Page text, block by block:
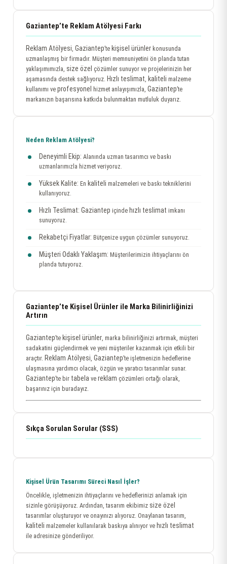
Gaziantep’te Reklam Atölyesi Farkı
Reklam Atölyesi, Gaziantep’te kişisel ürünler konusunda
uzmanlaşmış bir firmadır. Müşteri memnuniyetini ön planda tutan
yaklaşımımızla, size özel çözümler sunuyor ve projelerinizin her
aşamasında destek sağlıyoruz. Hızlı teslimat, kaliteli malzeme
kullanımı ve profesyonel hizmet anlayışımızla, Gaziantep’te
markanızın başarısına katkıda bulunmaktan mutluluk duyarız.
Neden Reklam Atölyesi?
Deneyimli Ekip: Alanında uzman tasarımcı ve baskı
uzmanlarımızla hizmet veriyoruz.
Yüksek Kalite: En kaliteli malzemeleri ve baskı tekniklerini
kullanıyoruz.
Hızlı Teslimat: Gaziantep içinde hızlı teslimat imkanı
sunuyoruz.
Rekabetçi Fiyatlar: Bütçenize uygun çözümler sunuyoruz.
Müşteri Odaklı Yaklaşım: Müşterilerimizin ihtiyaçlarını ön
planda tutuyoruz.
Gaziantep’te Kişisel Ürünler ile Marka Bilinirliğinizi
Artırın
Gaziantep’te kişisel ürünler, marka bilinirliğinizi artırmak, müşteri
sadakatini güçlendirmek ve yeni müşteriler kazanmak için etkili bir
araçtır. Reklam Atölyesi, Gaziantep’te işletmenizin hedeflerine
ulaşmasına yardımcı olacak, özgün ve yaratıcı tasarımlar sunar.
Gaziantep’te bir tabela ve reklam çözümleri ortağı olarak,
başarınız için buradayız.
Sıkça Sorulan Sorular (SSS)
Kişisel Ürün Tasarımı Süreci Nasıl İşler?
Öncelikle, işletmenizin ihtiyaçlarını ve hedeflerinizi anlamak için
sizinle görüşüyoruz. Ardından, tasarım ekibimiz size özel
tasarımlar oluşturuyor ve onayınızı alıyoruz. Onaylanan tasarım,
kaliteli malzemeler kullanılarak baskıya alınıyor ve hızlı teslimat
ile adresinize gönderiliyor.